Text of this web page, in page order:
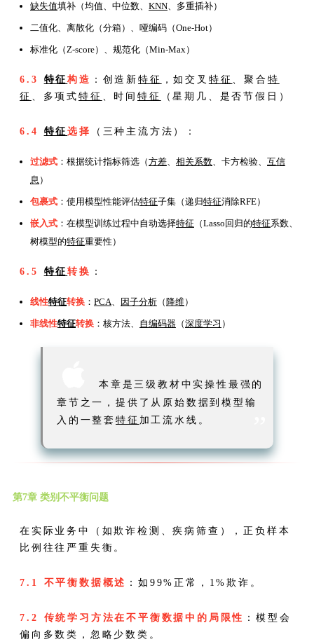
缺失值填补（均值、中位数、 KNN、多重插补）
二值化、离散化（分箱）、哑编码（One-Hot）
标准化（Z-score）、规范化（Min-Max）
6.3 特征构造 ：创造新特征 ，如交叉 特征 、聚合 特
征 、多项式特征 、时间特征 （星期几、是否节假日）
6.4 特征选择 （三种主流方法）：
过滤式 ：根据统计指标筛选（方差、 相关系数、卡方检验、 互信
息 ）
包裹式 ：使用模型性能评估特征子集（递归特征消除RFE）
嵌入式 ：在模型训练过程中自动选择特征 （Lasso回归的特征系数、
树模型的特征重要性）
6.5 特征转换 ：
线性特征转换 ： PCA、 因子分析 （ 降维 ）
非线性特征转换 ：核方法、 自编码器 （深度学习 ）
本章是三级教材中实操性最强的
章节之一，提供了从原始数据到模型输
入的一整套 特征 加工流水线。
第7章 类别不平衡问题
在实际业务中（如欺诈检测、疾病筛查），正负样本
比例往往严重失衡。
7.1 不平衡数据概述 ：如99%正常，1%欺诈。
7.2 传统学习方法在不平衡数据中的局限性 ：模型会
偏向多数类，忽略少数类。